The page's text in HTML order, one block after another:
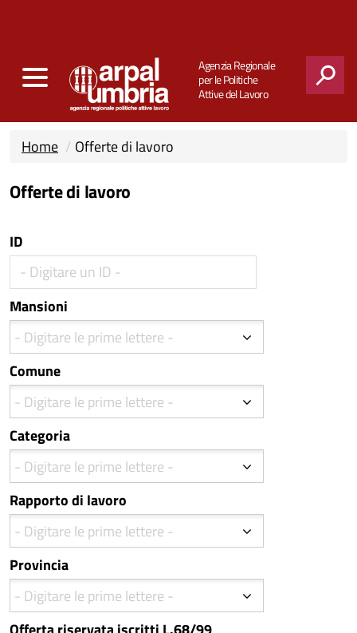
Agenzia Regionale
per le Politiche
Attive del Lavoro
Home Offerte di lavoro
Offerte di lavoro
ID
Mansioni
Comune
Categoria
Rapporto di lavoro
Provincia